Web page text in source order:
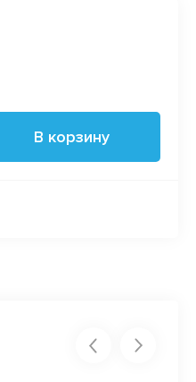
В корзину